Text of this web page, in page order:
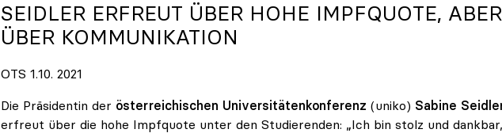
SEIDLER ERFREUT ÜBER HOHE IMPFQUOTE,
ÜBER KOMMUNIKATION
OTS 1.10. 2021
Die Präsidentin der österreichischen Universitätenkonferenz (uniko) Sabine
erfreut über die hohe Impfquote unter den Studierenden: „Ich bin stolz und